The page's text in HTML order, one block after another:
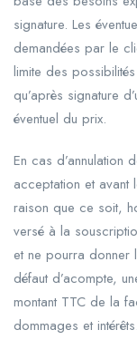
signature. Les
demandées par le
limite des
qu’après signature
éventuel du prix.
En cas d’annulation
acceptation et avant
raison que ce soit,
versé à la
et ne pourra donner
défaut d’acompte,
montant TTC de la
dommages et intérêts.